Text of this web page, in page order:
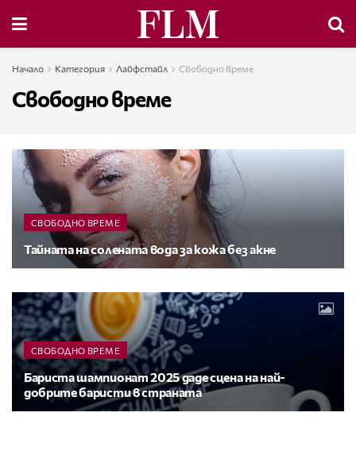
Начало Категория Лайфстайл Свободно време
Свободно време
СВОБОДНО ВРЕМЕ
Тайната на солената вода за кожа без акне
СВОБОДНО ВРЕМЕ
Бариста шампионат 2025 даде сцена на най-
добрите баристи в страната